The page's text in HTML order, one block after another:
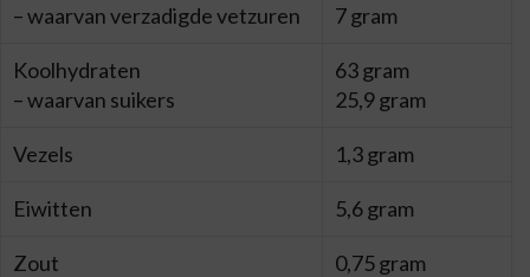
– waarvan verzadigde vetzuren
7 gram
Koolhydraten
– waarvan suikers
63 gram
25,9 gram
Vezels 1,3 gram
Eiwitten 5,6 gram
Zout 0,75 gram